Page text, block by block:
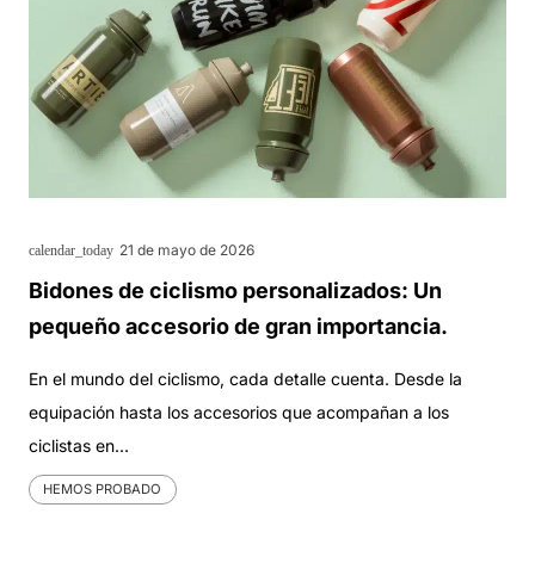
calendar_today 21 de mayo de 2026
Bidones de ciclismo personalizados: Un
pequeño accesorio de gran importancia.
En el mundo del ciclismo, cada detalle cuenta. Desde la
equipación hasta los accesorios que acompañan a los
ciclistas en…
HEMOS PROBADO